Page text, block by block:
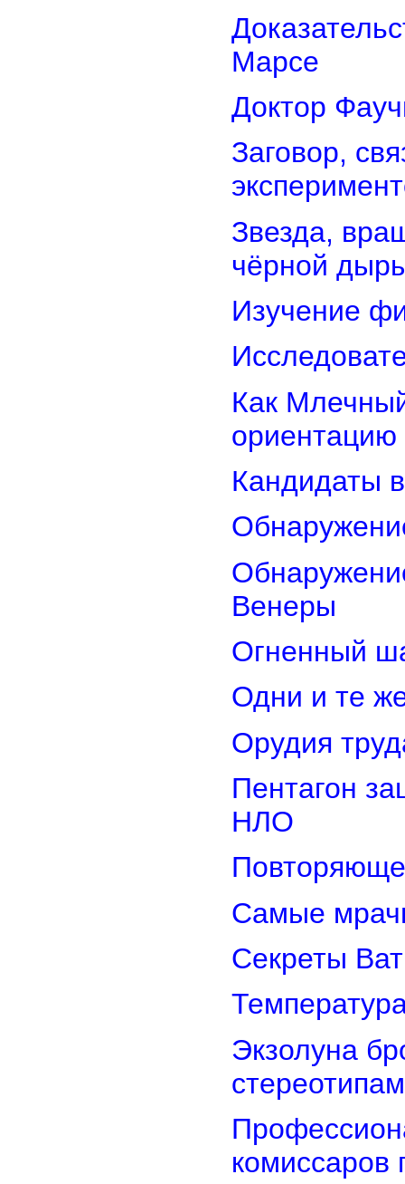
Марсе
Доктор
Заговор,
Звезда,
чёрной
Изучение
Как
ориентацию
Кандидаты
Венеры
Огненный
Одни и те
Орудия
Пентагон
НЛО
Самые
Секреты
Экзолуна
стереотипам
комиссаров